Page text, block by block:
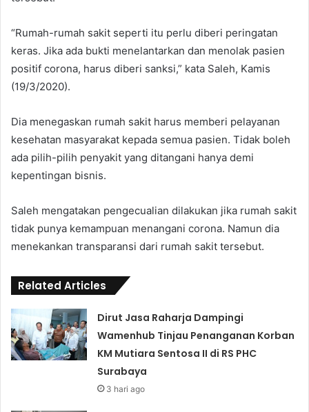
“Rumah-rumah sakit seperti itu perlu diberi peringatan
keras. Jika ada bukti menelantarkan dan menolak pasien
positif corona, harus diberi sanksi,” kata Saleh, Kamis
(19/3/2020).
Dia menegaskan rumah sakit harus memberi pelayanan
kesehatan masyarakat kepada semua pasien. Tidak boleh
ada pilih-pilih penyakit yang ditangani hanya demi
kepentingan bisnis.
Saleh mengatakan pengecualian dilakukan jika rumah sakit
tidak punya kemampuan menangani corona. Namun dia
menekankan transparansi dari rumah sakit tersebut.
Related Articles
Dirut Jasa Raharja Dampingi
Wamenhub Tinjau Penanganan Korban
KM Mutiara Sentosa II di RS PHC
Surabaya
3 hari ago